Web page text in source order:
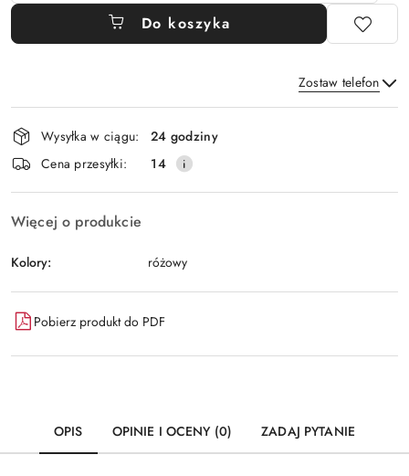
Do koszyka
Zostaw telefon
Wyślij
Dostępność
i
dostawa
Wysyłka w ciągu:
24 godziny
Cena przesyłki:
14
Więcej o produkcie
Kolory: różowy
Pobierz produkt do PDF
OPIS OPINIE I OCENY (0) ZADAJ PYTANIE